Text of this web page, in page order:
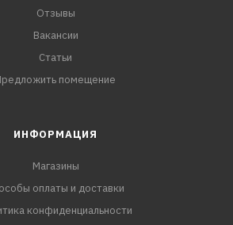
Отзывы
Вакансии
Статьи
помещение
ИНФОРМАЦИЯ
Магазины
оплаты и доставки
конфиденциальности